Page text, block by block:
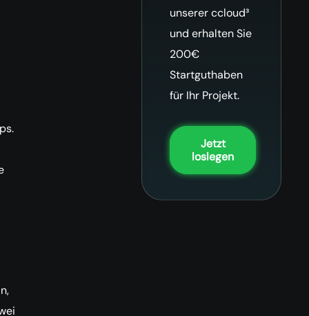
unserer ccloud³
und erhalten Sie
200€
Startguthaben
für Ihr Projekt.
Jetzt
loslegen